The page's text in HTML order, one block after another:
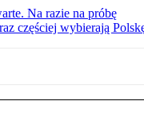
Na razie na próbę
częściej wybierają